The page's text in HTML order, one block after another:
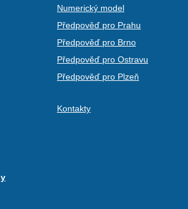
Numerický model
Předpověď pro Prahu
Předpověď pro Brno
Předpověď pro Ostravu
Předpověď pro Plzeň
Kontakty